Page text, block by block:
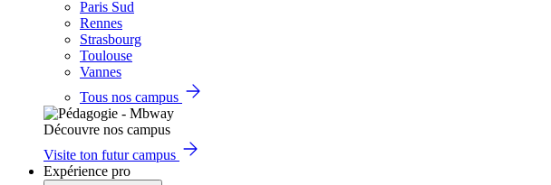
Paris Sud
Rennes
Strasbourg
Toulouse
Vannes
Tous nos campus
Découvre nos campus
Visite ton futur campus
Expérience pro